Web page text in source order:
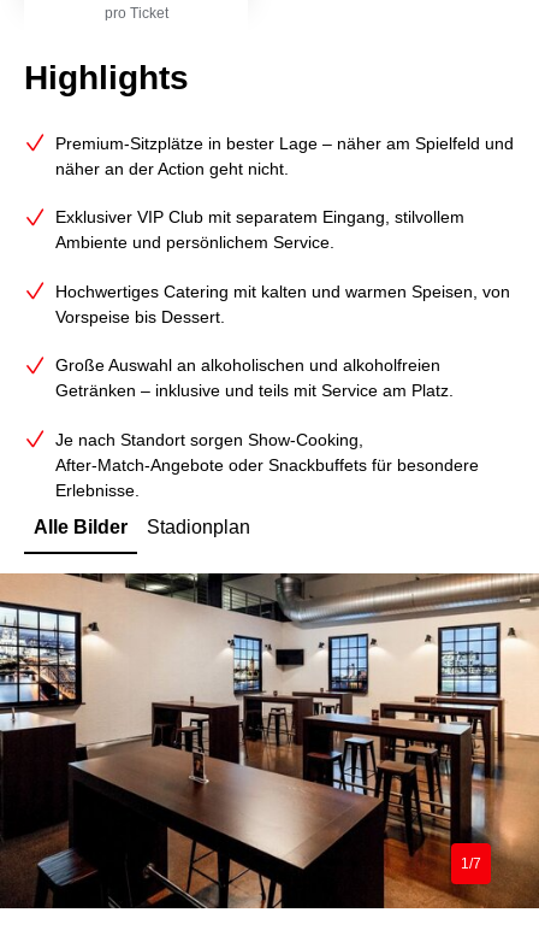
pro Ticket
Highlights
Premium‑Sitzplätze in bester Lage – näher am Spielfeld und
näher an der Action geht nicht.
Exklusiver VIP Club mit separatem Eingang, stilvollem
Ambiente und persönlichem Service.
Hochwertiges Catering mit kalten und warmen Speisen, von
Vorspeise bis Dessert.
Große Auswahl an alkoholischen und alkoholfreien
Getränken – inklusive und teils mit Service am Platz.
Je nach Standort sorgen Show‑Cooking,
After‑Match‑Angebote oder Snackbuffets für besondere
Erlebnisse.
Alle Bilder Stadionplan
1/7